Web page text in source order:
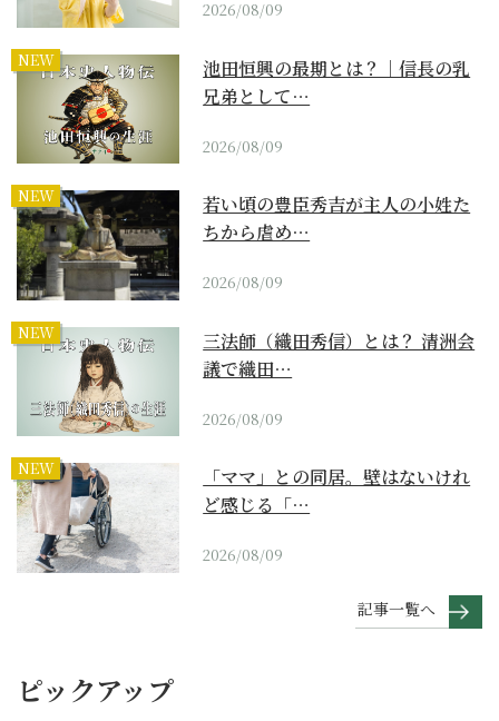
2026/08/09
NEW
池田恒興の最期とは？｜信長の乳
兄弟として…
2026/08/09
NEW
若い頃の豊臣秀吉が主人の小姓た
ちから虐め…
2026/08/09
NEW
三法師（織田秀信）とは？ 清洲会
議で織田…
2026/08/09
NEW
「ママ」との同居。壁はないけれ
ど感じる「…
2026/08/09
記事一覧へ
ピックアップ